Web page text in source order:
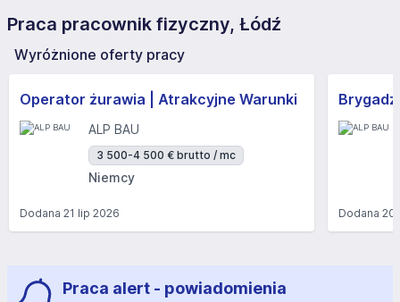
Praca pracownik fizyczny, Łódź
Wyróżnione oferty pracy
Operator żurawia | Atrakcyjne Warunki
ALP BAU
3 500-4 500 € brutto / mc
Niemcy
Dodana 21 lip 2026 Dodana20
Praca alert - powiadomienia